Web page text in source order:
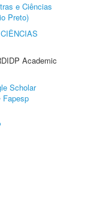
e Ciências
Preto)
Academic
Scholar
Fapesp